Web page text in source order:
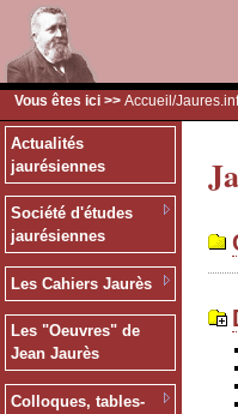
Vous êtes ici >> Accueil /
Actualités
jaurésiennes
Société d'études
jaurésiennes
Les Cahiers Jaurès
Les "Oeuvres" de
Jean Jaurès
Colloques, tables-